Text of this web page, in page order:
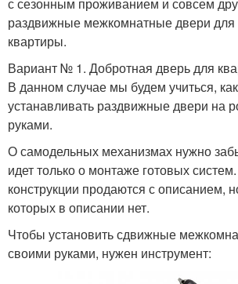
раздвижные межкомнатные двери для
квартиры.
Вариант № 1. Добротная дверь для
В данном случае мы будем учиться,
устанавливать раздвижные двери на
руками.
О самодельных механизмах нужно
идет только о монтаже готовых
конструкции продаются с описанием,
которых в описании нет.
Чтобы установить сдвижные
своими руками, нужен инструмент: